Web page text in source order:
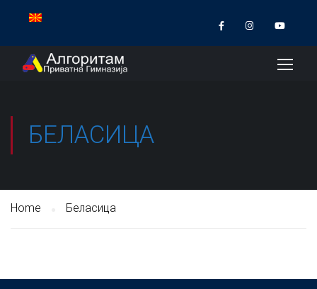
БЕЛАСИЦА
Home Беласица